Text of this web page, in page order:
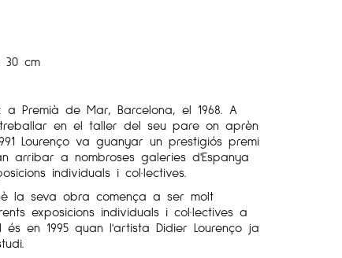
30 cm
a Premià de Mar, Barcelona, ​​el 1968. A
en el taller del seu pare on aprèn
Lourenço va guanyar un prestigiós premi
arribar a nombroses galeries d'Espanya
individuals i col·lectives.
la seva obra comença a ser molt
exposicions individuals i col·lectives a
en 1995 quan l'artista Didier Lourenço ja